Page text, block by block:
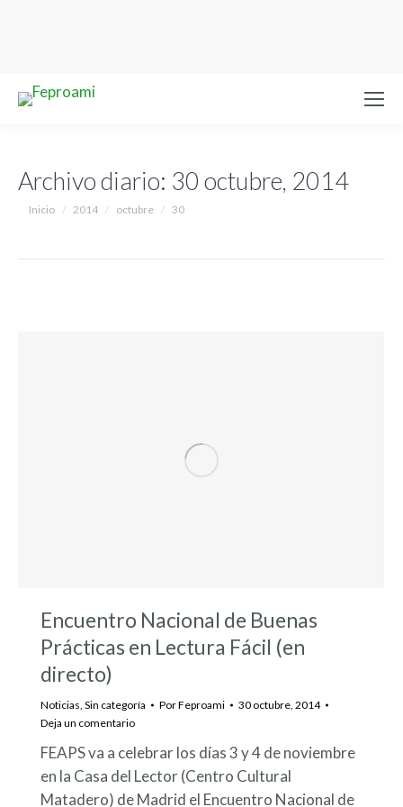
Archivo diario: 30 octubre, 2014
Estás aquí:
Inicio 2014 octubre 30
Encuentro Nacional de Buenas
Prácticas en Lectura Fácil (en
directo)
Noticias Sin categoría PorFeproami
30 octubre, 2014
Deja un comentario
FEAPS va a celebrar los días 3 y 4 de noviembre
en la Casa del Lector (Centro Cultural
Matadero) de Madrid el Encuentro Nacional de